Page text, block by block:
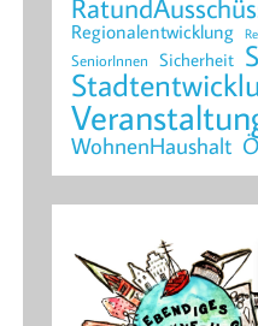
Regionalentwicklung
SeniorInnen Sicherheit
WohnenHaushalt